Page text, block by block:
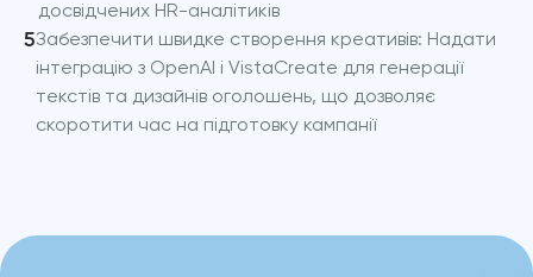
досвідчених HR-аналітиків
5Забезпечити швидке створення креативів: Надати
інтеграцію з OpenAI і VistaCreate для генерації
текстів та дизайнів оголошень, що дозволяє
скоротити час на підготовку кампанії